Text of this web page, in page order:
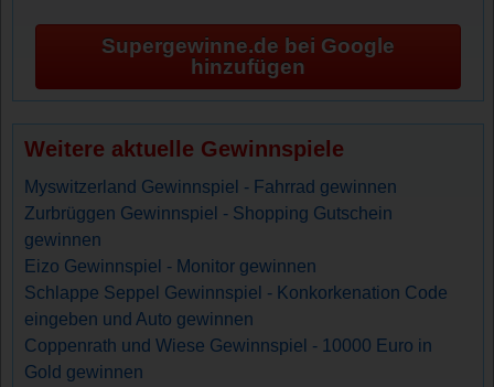
Supergewinne.de bei Google
hinzufügen
Weitere aktuelle Gewinnspiele
Myswitzerland Gewinnspiel - Fahrrad gewinnen
Zurbrüggen Gewinnspiel - Shopping Gutschein
gewinnen
Eizo Gewinnspiel - Monitor gewinnen
Schlappe Seppel Gewinnspiel - Konkorkenation Code
eingeben und Auto gewinnen
Coppenrath und Wiese Gewinnspiel - 10000 Euro in
Gold gewinnen